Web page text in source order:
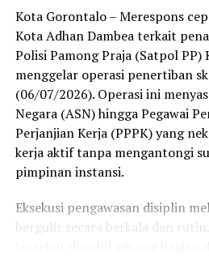
satu-satunya daerah di wilayah
menembus kategori “Unggul”.
di Gorontalo masih berada pada
hingga menuju “Unggul”.
“Alhamdulillah, nilai IKAD Kota
tertinggi di kawasan SulutGo
dalam Rakorwil TPAKD,”
usai kegiatan.
tingkat keterjangkauan,
Kota Gorontalo – Merespons
Kota Adhan Dambea terkait
Polisi Pamong Praja (Satpol
menggelar operasi penertiban
(06/07/2026). Operasi ini
Negara (ASN) hingga Pegawai
Perjanjian Kerja (PPPK) yang
kerja aktif tanpa mengantongi
pimpinan instansi.
Eksekusi pengawasan disiplin
bergulir secara berkala dan